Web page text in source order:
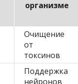
организме
Очищение
от
токсинов
Поддержка
нейронов